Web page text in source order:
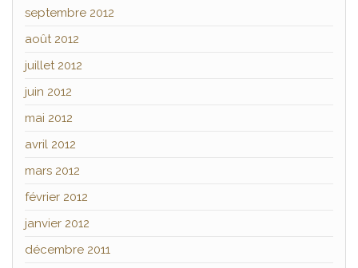
septembre 2012
août 2012
juillet 2012
juin 2012
mai 2012
avril 2012
mars 2012
février 2012
janvier 2012
décembre 2011